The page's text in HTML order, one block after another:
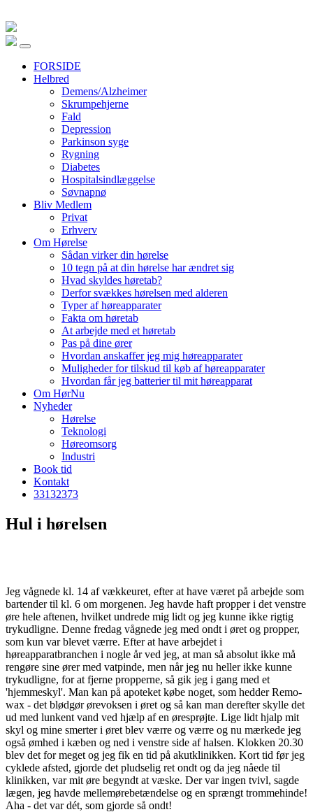
FORSIDE
Helbred
Demens/Alzheimer
Skrumpehjerne
Fald
Depression
Parkinson syge
Rygning
Diabetes
Hospitalsindlæggelse
Søvnapnø
Bliv Medlem
Privat
Erhverv
Om Hørelse
Sådan virker din hørelse
10 tegn på at din hørelse har ændret sig
Hvad skyldes høretab?
Derfor svækkes hørelsen med alderen
Typer af høreapparater
Fakta om høretab
At arbejde med et høretab
Pas på dine ører
Hvordan anskaffer jeg mig høreapparater
Muligheder for tilskud til køb af høreapparater
Hvordan får jeg batterier til mit høreapparat
Om HørNu
Nyheder
Hørelse
Teknologi
Høreomsorg
Industri
Book tid
Kontakt
33132373
Hul i hørelsen
Jeg vågnede kl. 14 af vækkeuret, efter at have været på arbejde som
bartender til kl. 6 om morgenen. Jeg havde haft propper i det venstre
øre hele aftenen, hvilket undrede mig lidt og jeg kunne ikke rigtig
trykudligne. Denne fredag vågnede jeg med ondt i øret og propper,
som kun var blevet værre. Efter at have arbejdet i
høreapparatbranchen i nogle år ved jeg, at man så absolut ikke må
rengøre sine ører med vatpinde, men når jeg nu heller ikke kunne
trykudligne, for at fjerne propperne, så gik jeg i gang med et
'hjemmeskyl'. Man kan på apoteket købe noget, som hedder Remo-
wax - det blødgør ørevoksen i øret og så kan man derefter skylle det
ud med lunkent vand ved hjælp af en øresprøjte. Lige lidt hjalp mit
skyl og mine smerter i øret blev værre og værre og nu mærkede jeg
også ømhed i kæben og ned i venstre side af halsen. Klokken 20.30
blev det for meget og jeg fik en tid på akutklinikken. Kort tid før jeg
cyklede afsted, gjorde det pludselig ret ondt og da jeg nåede til
klinikken, var mit øre begyndt at væske. Der var ingen tvivl, sagde
lægen, jeg havde mellemørebetændelse og en sprængt trommehinde!
Aha - det var dét, som gjorde så ondt!